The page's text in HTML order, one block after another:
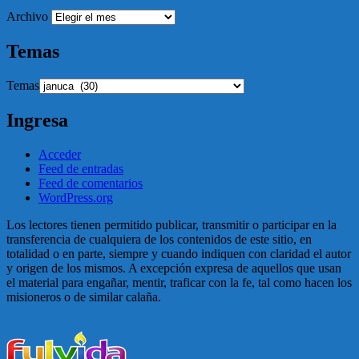
Archivo
Temas
Temas
Ingresa
Acceder
Feed de entradas
Feed de comentarios
WordPress.org
Los lectores tienen permitido publicar, transmitir o participar en la
transferencia de cualquiera de los contenidos de este sitio, en
totalidad o en parte, siempre y cuando indiquen con claridad el autor
y origen de los mismos. A excepción expresa de aquellos que usan
el material para engañar, mentir, traficar con la fe, tal como hacen los
misioneros o de similar calaña.